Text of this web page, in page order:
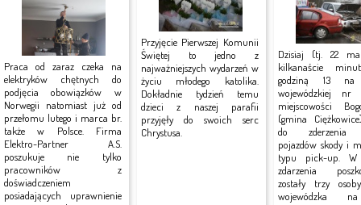
Praca od zaraz czeka na
elektryków chętnych do
podjęcia obowiązków w
Norwegii natomiast już od
przełomu lutego i marca br.
także w Polsce. Firma
Elektro-Partner A.S.
poszukuje nie tylko
pracowników z
doświadczeniem
posiadających uprawnienie
Przyjęcie Pierwszej Komunii
Świętej to jedno z
najważniejszych wydarzeń w
życiu młodego katolika.
Dokładnie tydzień temu
dzieci z naszej parafii
przyjęły do swoich serc
Chrystusa.
Dzisiaj (tj. 22
kilkanaście
godziną 13 na
wojewódzkiej
miejscowości
(gmina
do zderzenia
pojazdów skody i
typu pick-up. W
zdarzenia
zostały trzy
wojewódzka